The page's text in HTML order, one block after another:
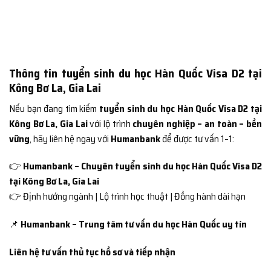
Thông tin tuyển sinh du học Hàn Quốc Visa D2 tại
Kông Bơ La, Gia Lai
Nếu bạn đang tìm kiếm tuyển sinh du học Hàn Quốc Visa D2 tại
Kông Bơ La, Gia Laivới lộ trình chuyên nghiệp – an toàn – bền
vững, hãy liên hệ ngay với Humanbankđể được tư vấn 1–1:
👉 Humanbank – Chuyên tuyển sinh du học Hàn Quốc Visa D2
tại Kông Bơ La, Gia Lai
👉 Định hướng ngành | Lộ trình học thuật | Đồng hành dài hạn
📌 Humanbank – Trung tâm tư vấn du học Hàn Quốc uy tín
Liên hệ tư vấn thủ tục hồ sơ và tiếp nhận